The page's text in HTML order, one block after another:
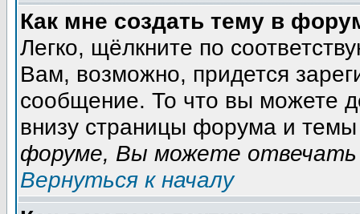
Как мне создать тему в
Легко, щёлкните по
Вам, возможно, придется
сообщение. То что вы можете
внизу страницы форума и
форуме, Вы можете отвечать
Вернуться к началу